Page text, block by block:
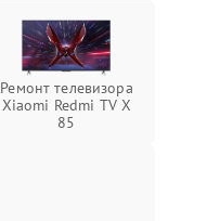
Ремонт телевизора
Xiaomi Redmi TV X
85